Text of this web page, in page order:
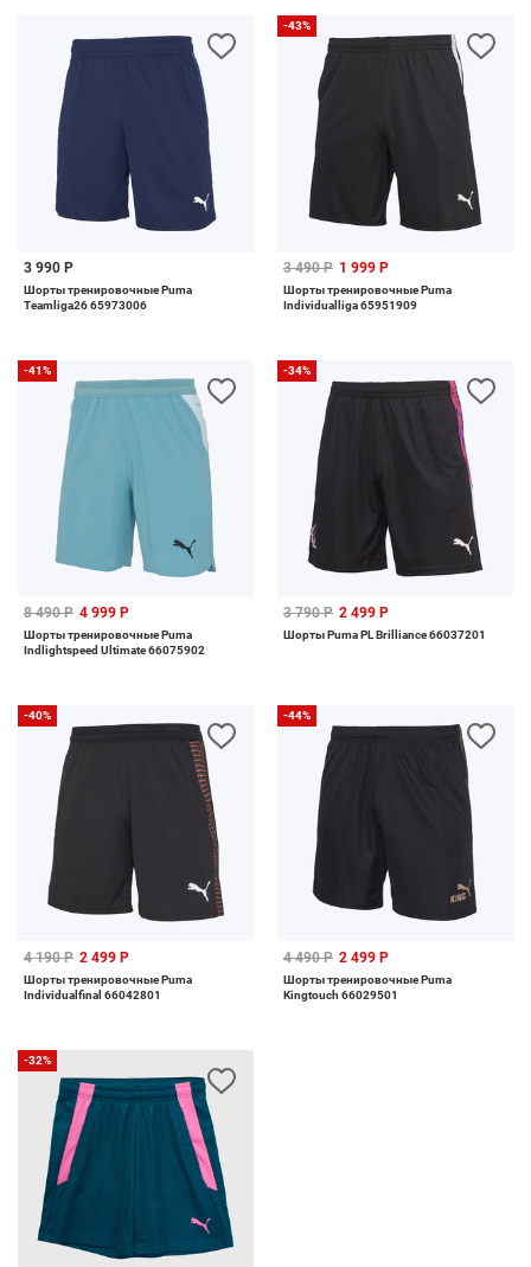
3 990 Р
Шорты тренировочные Puma
Teamliga26 65973006
-43%
3 490 Р 1 999 Р
Шорты тренировочные Puma
Individualliga 65951909
-41%
8 490 Р 4 999 Р
Шорты тренировочные Puma
Indlightspeed Ultimate 66075902
-34%
3 790 Р 2 499 Р
Шорты Puma PL Brilliance 66037201
-40%
4 190 Р 2 499 Р
Шорты тренировочные Puma
Individualfinal 66042801
-44%
4 490 Р 2 499 Р
Шорты тренировочные Puma
Kingtouch 66029501
-32%